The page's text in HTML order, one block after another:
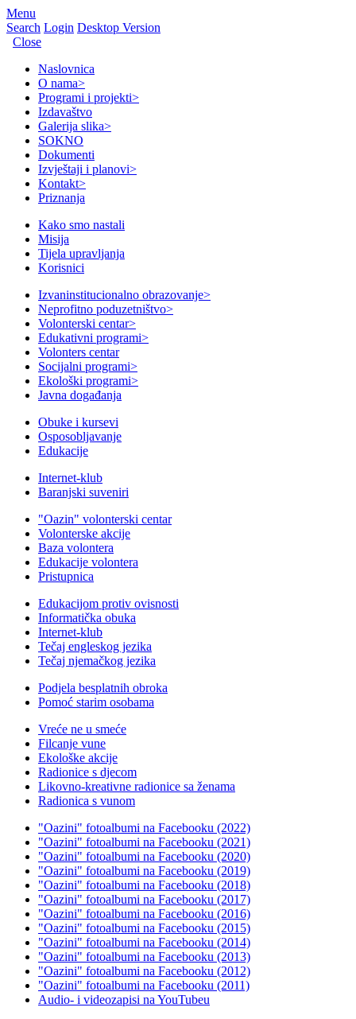
Menu
Search Login Desktop Version
Close
Naslovnica
O nama>
Programi i projekti>
Izdavaštvo
Galerija slika>
SOKNO
Dokumenti
Izvještaji i planovi>
Kontakt>
Priznanja
Kako smo nastali
Misija
Tijela upravljanja
Korisnici
Izvaninstitucionalno obrazovanje>
Neprofitno poduzetništvo>
Volonterski centar>
Edukativni programi>
Volonters centar
Socijalni programi>
Ekološki programi>
Javna događanja
Obuke i kursevi
Osposobljavanje
Edukacije
Internet-klub
Baranjski suveniri
"Oazin" volonterski centar
Volonterske akcije
Baza volontera
Edukacije volontera
Pristupnica
Edukacijom protiv ovisnosti
Informatička obuka
Internet-klub
Tečaj engleskog jezika
Tečaj njemačkog jezika
Podjela besplatnih obroka
Pomoć starim osobama
Vreće ne u smeće
Filcanje vune
Ekološke akcije
Radionice s djecom
Likovno-kreativne radionice sa ženama
Radionica s vunom
"Oazini" fotoalbumi na Facebooku (2022)
"Oazini" fotoalbumi na Facebooku (2021)
"Oazini" fotoalbumi na Facebooku (2020)
"Oazini" fotoalbumi na Facebooku (2019)
"Oazini" fotoalbumi na Facebooku (2018)
"Oazini" fotoalbumi na Facebooku (2017)
"Oazini" fotoalbumi na Facebooku (2016)
"Oazini" fotoalbumi na Facebooku (2015)
"Oazini" fotoalbumi na Facebooku (2014)
"Oazini" fotoalbumi na Facebooku (2013)
"Oazini" fotoalbumi na Facebooku (2012)
"Oazini" fotoalbumi na Facebooku (2011)
Audio- i videozapisi na YouTubeu